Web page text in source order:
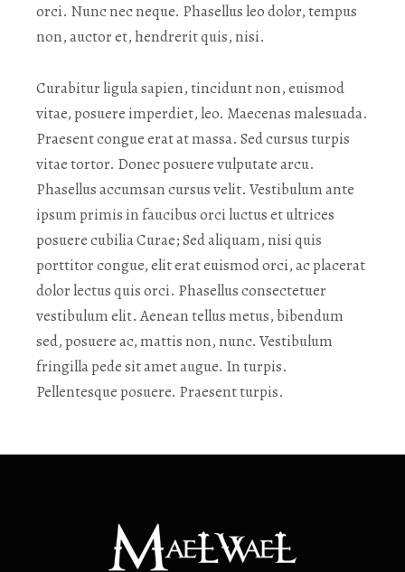
orci. Nunc nec neque. Phasellus leo dolor, tempus
non, auctor et, hendrerit quis, nisi.
Curabitur ligula sapien, tincidunt non, euismod
vitae, posuere imperdiet, leo. Maecenas malesuada.
Praesent congue erat at massa. Sed cursus turpis
vitae tortor. Donec posuere vulputate arcu.
Phasellus accumsan cursus velit. Vestibulum ante
ipsum primis in faucibus orci luctus et ultrices
posuere cubilia Curae; Sed aliquam, nisi quis
porttitor congue, elit erat euismod orci, ac placerat
dolor lectus quis orci. Phasellus consectetuer
vestibulum elit. Aenean tellus metus, bibendum
sed, posuere ac, mattis non, nunc. Vestibulum
fringilla pede sit amet augue. In turpis.
Pellentesque posuere. Praesent turpis.